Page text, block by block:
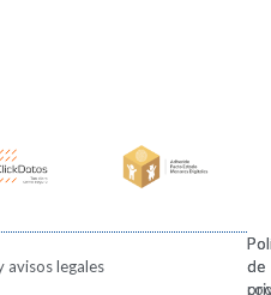
avisos legales
de
de